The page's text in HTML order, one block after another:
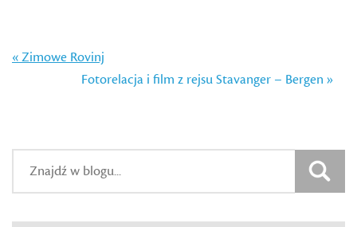
« Zimowe Rovinj
Fotorelacja i film z rejsu Stavanger – Bergen »